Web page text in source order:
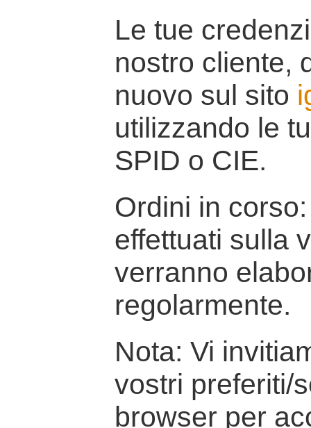
Le tue
nostro cliente,
nuovo sul sito
utilizzando le
SPID o CIE.
Ordini in
effettuati sulla
verranno
regolarmente.
Nota: Vi
vostri preferiti/
browser per